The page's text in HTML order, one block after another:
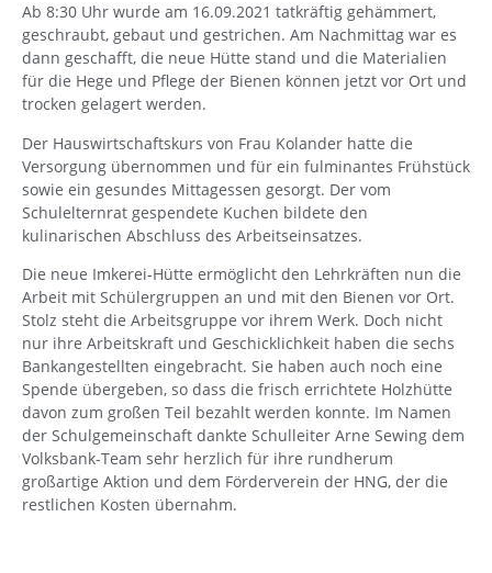
Ab 8:30 Uhr wurde am 16.09.2021 tatkräftig gehämmert,
geschraubt, gebaut und gestrichen. Am Nachmittag war es
dann geschafft, die neue Hütte stand und die Materialien
für die Hege und Pflege der Bienen können jetzt vor Ort und
trocken gelagert werden.
Der Hauswirtschaftskurs von Frau Kolander hatte die
Versorgung übernommen und für ein fulminantes Frühstück
sowie ein gesundes Mittagessen gesorgt. Der vom
Schulelternrat gespendete Kuchen bildete den
kulinarischen Abschluss des Arbeitseinsatzes.
Die neue Imkerei-Hütte ermöglicht den Lehrkräften nun die
Arbeit mit Schülergruppen an und mit den Bienen vor Ort.
Stolz steht die Arbeitsgruppe vor ihrem Werk. Doch nicht
nur ihre Arbeitskraft und Geschicklichkeit haben die sechs
Bankangestellten eingebracht. Sie haben auch noch eine
Spende übergeben, so dass die frisch errichtete Holzhütte
davon zum großen Teil bezahlt werden konnte. Im Namen
der Schulgemeinschaft dankte Schulleiter Arne Sewing dem
Volksbank-Team sehr herzlich für ihre rundherum
großartige Aktion und dem Förderverein der HNG, der die
restlichen Kosten übernahm.